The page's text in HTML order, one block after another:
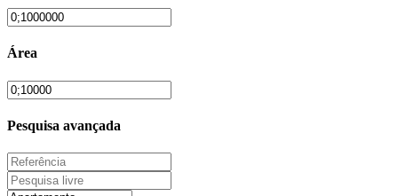
Área
Pesquisa avançada